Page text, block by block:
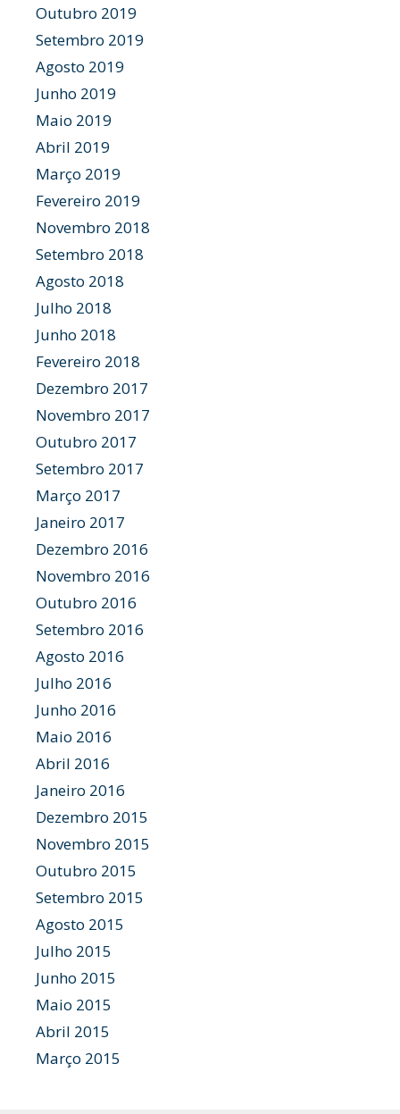
Outubro 2019
Setembro 2019
Agosto 2019
Junho 2019
Maio 2019
Abril 2019
Março 2019
Fevereiro 2019
Novembro 2018
Setembro 2018
Agosto 2018
Julho 2018
Junho 2018
Fevereiro 2018
Dezembro 2017
Novembro 2017
Outubro 2017
Setembro 2017
Março 2017
Janeiro 2017
Dezembro 2016
Novembro 2016
Outubro 2016
Setembro 2016
Agosto 2016
Julho 2016
Junho 2016
Maio 2016
Abril 2016
Janeiro 2016
Dezembro 2015
Novembro 2015
Outubro 2015
Setembro 2015
Agosto 2015
Julho 2015
Junho 2015
Maio 2015
Abril 2015
Março 2015